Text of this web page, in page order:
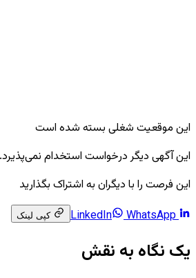
این موقعیت شغلی بسته شده است
این آگهی دیگر درخواست استخدام نمی‌پذیرد.
این فرصت را با دیگران به اشتراک بگذارید
LinkedIn
WhatsApp کپی لینک
یک نگاه به نقش